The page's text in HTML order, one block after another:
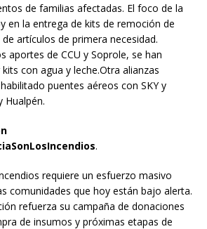
de familias afectadas. El foco de la
en la entrega de kits de remoción de
artículos de primera necesidad.
aportes de CCU y Soprole, se han
con agua y leche.Otra alianzas
puentes aéreos con SKY y
Hualpén.
.
requiere un esfuerzo masivo
comunidades que hoy están bajo alerta.
refuerza su campaña de donaciones
de insumos y próximas etapas de